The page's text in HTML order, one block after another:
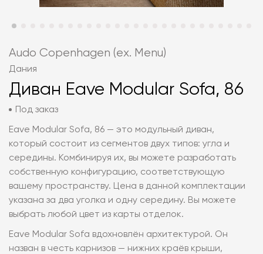
Audo Copenhagen (ex. Menu)
Дания
Диван Eave Modular Sofa, 86
Под заказ
Eave Modular Sofa, 86 — это модульный диван,
который состоит из сегментов двух типов: угла и
середины. Комбинируя их, вы можете разработать
собственную конфигурацию, соответствующую
вашему пространству. Цена в данной комплектации
указана за два уголка и одну середину. Вы можете
выбрать любой цвет из карты отделок.
Eave Modular Sofa вдохновлён архитектурой. Он
назван в честь карнизов — нижних краёв крыши,